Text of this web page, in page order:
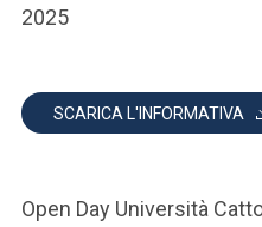
2025
SCARICA L'INFORMATIVA
Open Day Università